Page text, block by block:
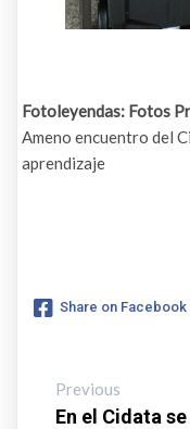
Fotoleyendas: Fotos
Ameno encuentro del
aprendizaje
Share on Facebook
Previous
En el Cidata se